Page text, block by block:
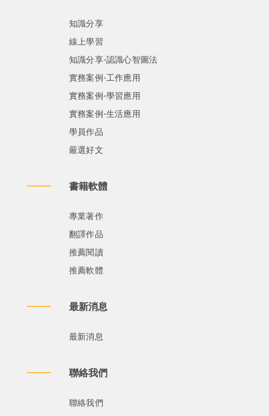
知識分享
線上學習
知識分享-認識心智圖法
實務案例-工作應用
實務案例-學習應用
實務案例-生活應用
學員作品
嚴選好文
書籍軟體
專業著作
翻譯作品
推薦閱讀
推薦軟體
最新消息
最新消息
聯絡我們
聯絡我們